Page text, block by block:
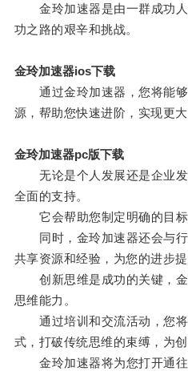
金玲加速器是由一群成功人
功之路的艰辛和挑战。
金玲加速器ios下载
通过金玲加速器，您将能够
源，帮助您快速进阶，实现更大
金玲加速器pc版下载
无论是个人发展还是企业发
全面的支持。
它会帮助您制定明确的目标
同时，金玲加速器还会与行
共享资源和经验，为您的进步提
创新思维是成功的关键，金
思维能力。
通过培训和交流活动，您将
式，打破传统思维的束缚，为
金玲加速器将为您打开通往